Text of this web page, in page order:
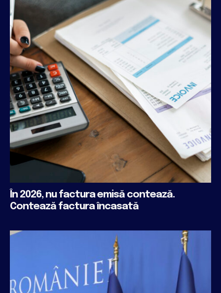
În 2026, nu factura emisă contează.
Contează factura încasată